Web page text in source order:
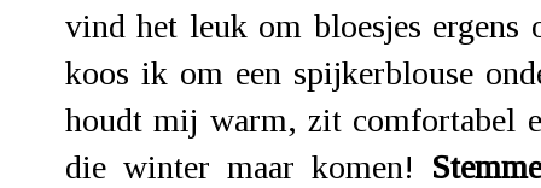
vind het leuk om bloesjes ergens
koos ik om een spijkerblouse
houdt mij warm, zit comfortabel
die winter maar komen!